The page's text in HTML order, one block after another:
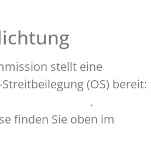
stellt eine
(OS) bereit:
.
finden Sie oben im